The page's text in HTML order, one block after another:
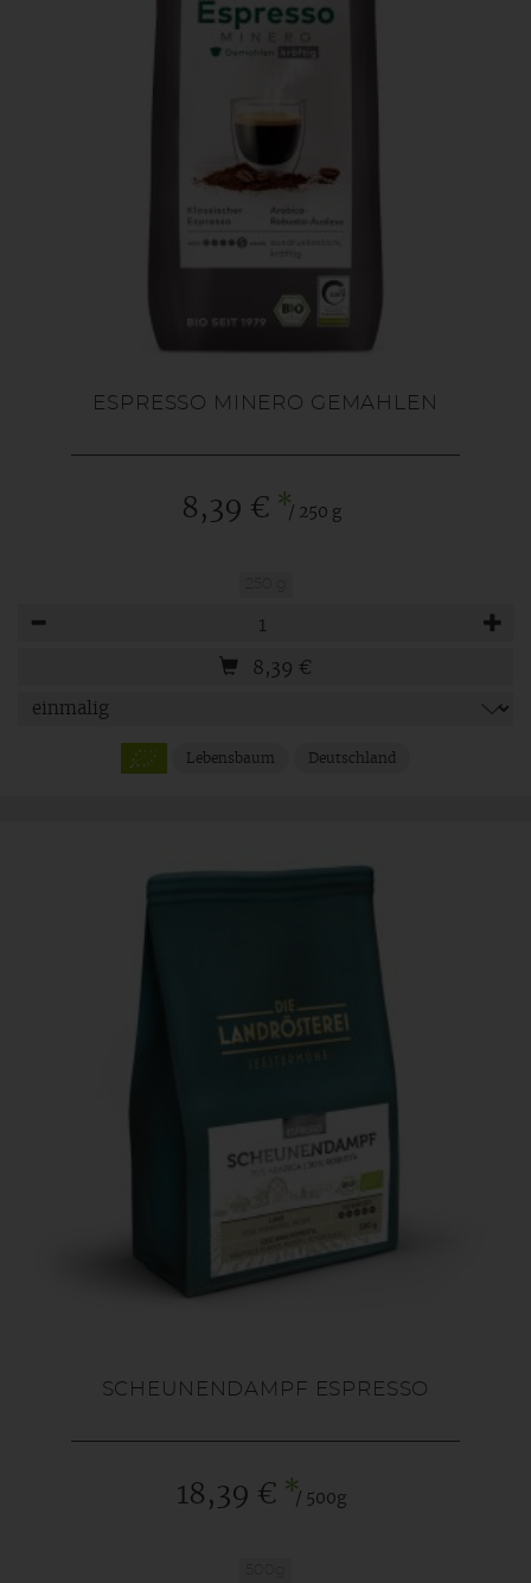
ESPRESSO MINERO GEMAHLEN
8,39 € */ 250 g
8,39 €
Lebensbaum Deutschland
SCHEUNENDAMPF ESPRESSO
18,39 € */ 500g